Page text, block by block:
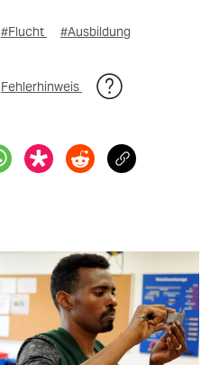
#Flucht #Ausbildung
Fehlerhinweis